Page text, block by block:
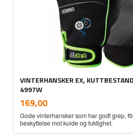
VINTERHANSKER EX,
4997W
Pris
169,00mva.
Gode vinterhansker som har godt grep,
beskyttelse mot kulde og fuktighet.